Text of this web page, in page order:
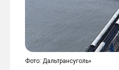
Фото: Дальтрансуголь»